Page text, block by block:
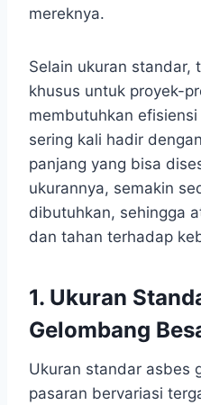
mereknya.
Selain ukuran standar,
khusus untuk proyek-
membutuhkan
sering kali hadir
panjang yang bisa
ukurannya, semakin
dibutuhkan, sehingga
dan tahan terhadap
1. Ukuran
Gelombang
Ukuran standar asbes
pasaran bervariasi